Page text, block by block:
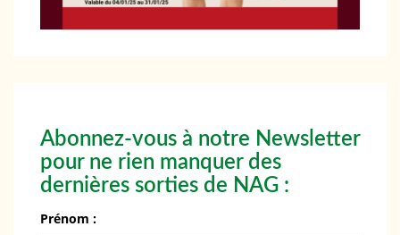
Abonnez-vous à notre Newsletter
pour ne rien manquer des
dernières sorties de NAG :
Prénom :